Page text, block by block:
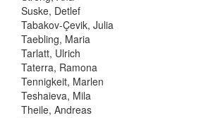
Suske, Detlef
Tabakov-Çevik, Julia
Taebling, Maria
Tarlatt, Ulrich
Taterra, Ramona
Tennigkeit, Marlen
Teshaieva, Mila
Theile, Andreas